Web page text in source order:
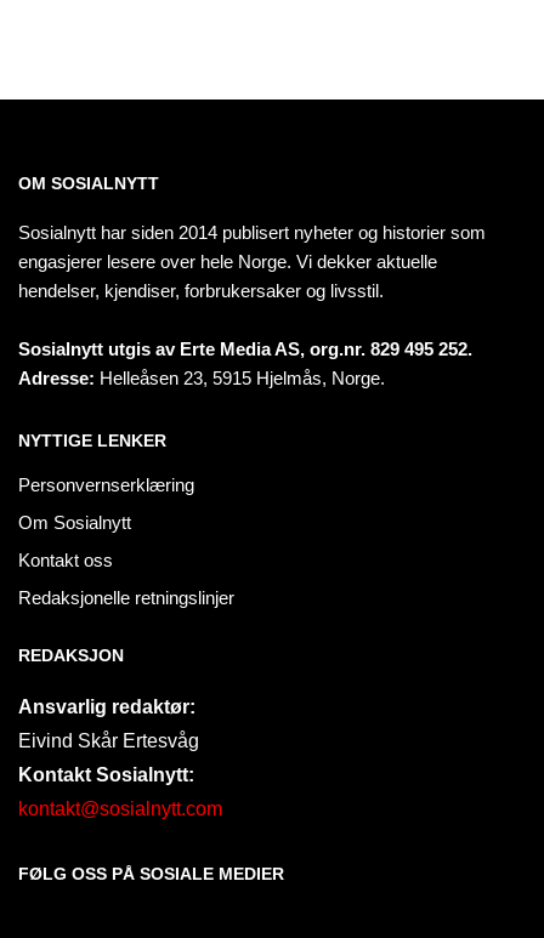
OM SOSIALNYTT
Sosialnytt har siden 2014 publisert nyheter og historier som
engasjerer lesere over hele Norge. Vi dekker aktuelle
hendelser, kjendiser, forbrukersaker og livsstil.
Sosialnytt utgis av Erte Media AS, org.nr. 829 495 252.
Adresse: Helleåsen 23, 5915 Hjelmås, Norge.
NYTTIGE LENKER
Personvernserklæring
Om Sosialnytt
Kontakt oss
Redaksjonelle retningslinjer
REDAKSJON
Ansvarlig redaktør:
Eivind Skår Ertesvåg
Kontakt Sosialnytt:
kontakt@sosialnytt.com
FØLG OSS PÅ SOSIALE MEDIER​